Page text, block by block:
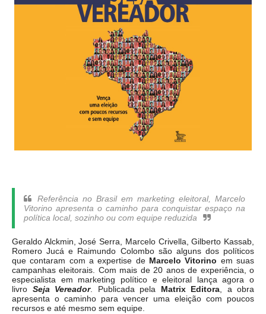
Referência no Brasil em marketing eleitoral, Marcelo
Vitorino apresenta o caminho para conquistar espaço na
política local, sozinho ou com equipe reduzida
Geraldo Alckmin, José Serra, Marcelo Crivella, Gilberto Kassab,
Romero Jucá e Raimundo Colombo são alguns dos políticos
que contaram com a expertise de Marcelo Vitorino em suas
campanhas eleitorais. Com mais de 20 anos de experiência, o
especialista em marketing político e eleitoral lança agora o
livro Seja Vereador. Publicada pela Matrix Editora , a obra
apresenta o caminho para vencer uma eleição com poucos
recursos e até mesmo sem equipe.